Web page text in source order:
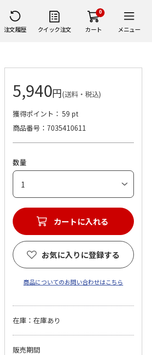
注文履歴 クイック注文
0
カート メニュー
5,940円(送料・税込)
獲得ポイント： 59 pt
商品番号
7035410611
数量
カートに入れる
お気に入りに登録する
商品についてのお問い合わせはこちら
在庫：在庫あり
販売期間